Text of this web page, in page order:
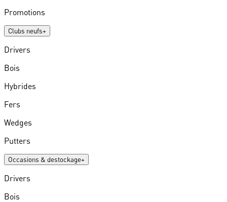
Promotions
Clubs neufs+
Drivers
Bois
Hybrides
Fers
Wedges
Putters
Occasions & destockage+
Drivers
Bois